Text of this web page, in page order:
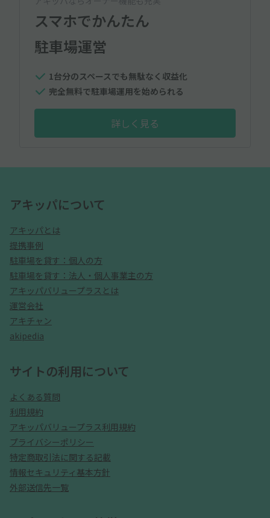
スマホでかんたん
駐車場運営
1台分のスペースでも無駄なく収益化
完全無料で駐車場運用を始められる
詳しく見る
アキッパについて
アキッパとは
提携事例
駐車場を貸す：個人の方
駐車場を貸す：法人・個人事業主の方
アキッパバリュープラスとは
運営会社
アキチャン
akipedia
サイトの利用について
よくある質問
利用規約
アキッパバリュープラス利用規約
プライバシーポリシー
特定商取引法に関する記載
情報セキュリティ基本方針
外部送信先一覧